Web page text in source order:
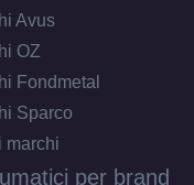
Avus
OZ
Fondmetal
Sparco
marchi
per brand